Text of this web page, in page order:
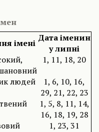
імені Дата іменин
у липні
1, 11, 18, 20
людей
1, 6, 10, 16,
29, 21, 22, 23
1, 5, 8, 11, 14,
16, 18, 19, 28
1, 23, 31